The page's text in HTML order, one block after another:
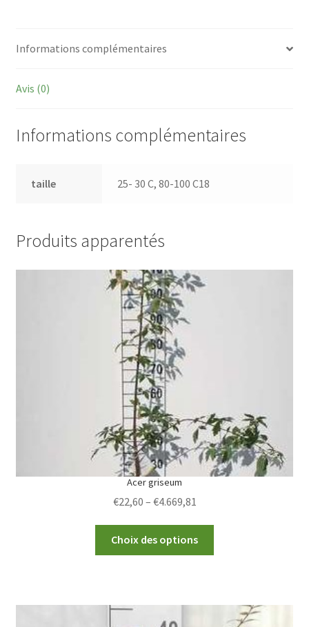
Informations complémentaires
Avis (0)
Informations complémentaires
taille 25- 30 C, 80-100 C18
Produits apparentés
Acer griseum
€22,60 – €4.669,81
€22,60
through
Choix des options
The